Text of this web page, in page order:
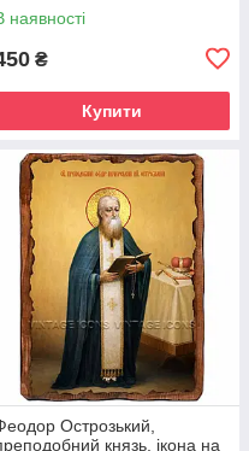
наявності
₴
Купити
Острозький,
князь, ікона на